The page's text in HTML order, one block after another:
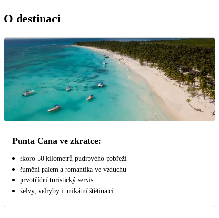
O destinaci
Punta Cana ve zkratce:
skoro 50 kilometrů pudrového pobřeží
šumění palem a romantika ve vzduchu
prvotřídní turistický servis
želvy, velryby i unikátní štětinatci